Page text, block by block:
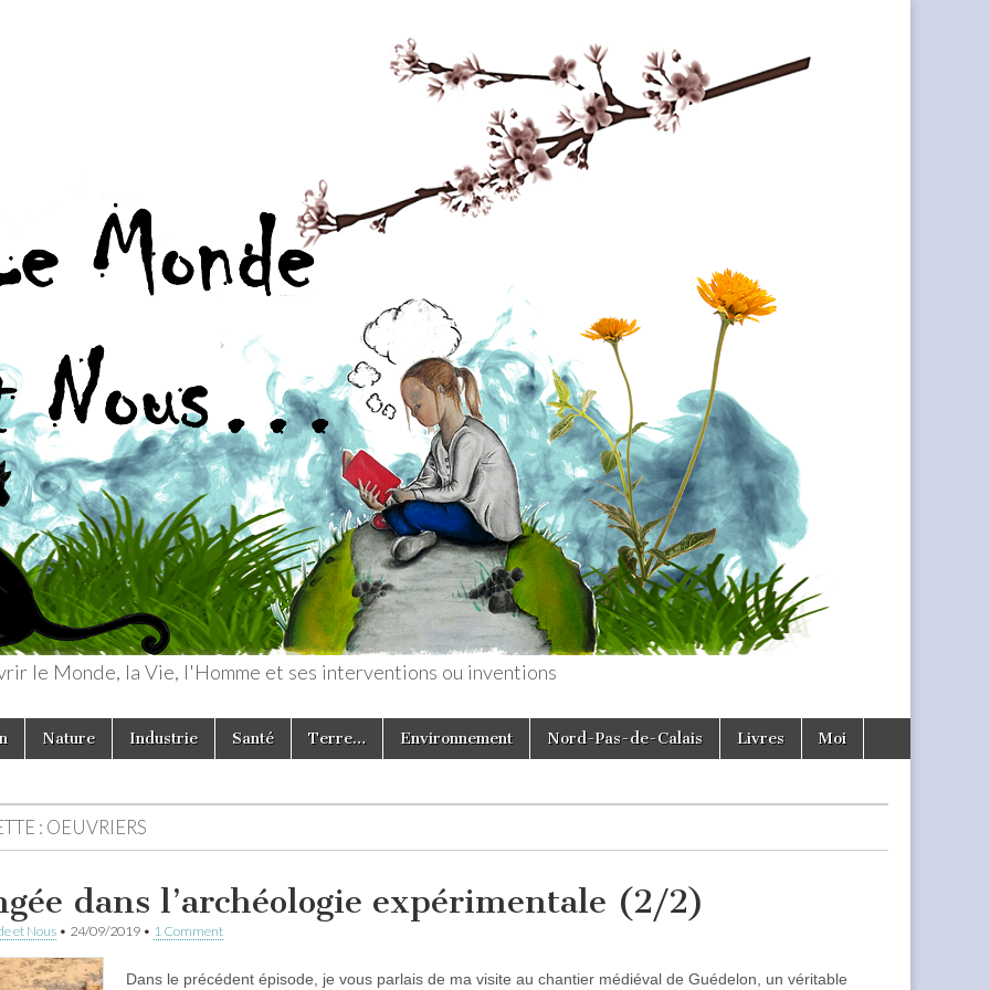
le Monde, la Vie, l'Homme et ses interventions ou inventions
Nature Industrie Santé Terre… Environnement Nord-Pas-de-Calais Livres Moi
: OEUVRIERS
dans l’archéologie expérimentale (2/2)
et Nous • 24/09/2019 • 1 Comment
Dans le précédent épisode, je vous parlais de ma visite au chantier médiéval de Guédelon, un véritable